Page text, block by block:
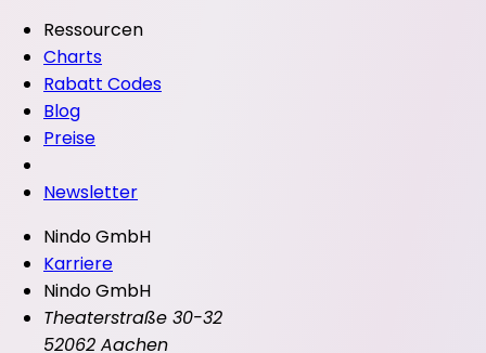
Ressourcen
Charts
Rabatt Codes
Blog
Preise
Newsletter
Nindo GmbH
Karriere
Nindo GmbH
Theaterstraße 30-32
52062 Aachen